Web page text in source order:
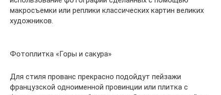
макросъемки или реплики классических картин великих
художников.
Фотоплитка «Горы и сакура»
Для стиля прованс прекрасно подойдут пейзажи
французской одноименной провинции или плитка с